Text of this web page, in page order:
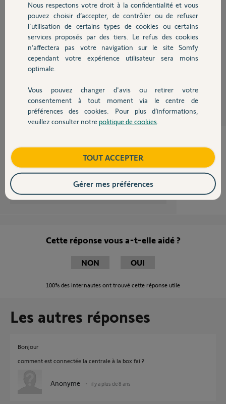
Chauffage
Autres produits
Devis avec un pro
Contact
L’utilisation de cette centrale est devenue quasiment impossible.
J’ai une TAHOMA qui fonctionne quant à elle très bien.
Merci d'avance pour votre aide.
Cordialement
il y a plus de 8 ans
Participer au fil de discussion
Avez-vous les moyens de faire un test sans le switch ?
Anonyme il y a plus de 8 ans
Cette réponse vous a-t-elle aidé ?
NON OUI
100% des internautes ont trouvé cette réponse utile
Les autres réponses
Bonjour
comment est connectée la centrale à la box fai ?
Anonyme il y a plus de 8 ans
Nous respectons votre droit à la confidentialité et vous
pouvez choisir d’accepter, de contrôler ou de refuser
l'utilisation de certains types de cookies ou certains
services proposés par des tiers. Le refus des cookies
n’affectera pas votre navigation sur le site Somfy
cependant votre expérience utilisateur sera moins
optimale.
Vous pouvez changer d'avis ou retirer votre
consentement à tout moment via le centre de
préférences des cookies. Pour plus d’informations,
veuillez consulter notre politique de cookies
TOUT ACCEPTER
Gérer mes préférences